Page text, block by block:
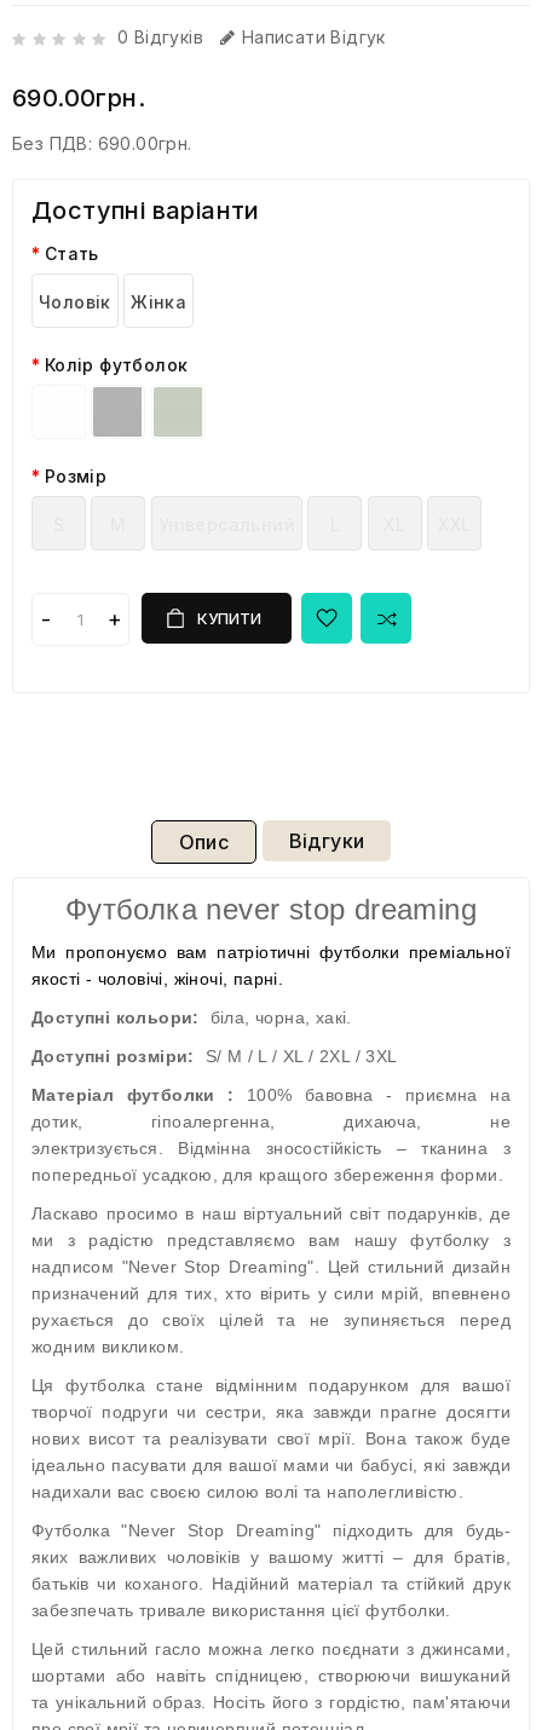
0 Відгуків Написати Відгук
690.00грн.
Без ПДВ: 690.00грн.
Доступні варіанти
Стать
Чоловік Жінка
Колір футболок
Розмір
КУПИТИ
Опис Відгуки
Футболка never stop dreaming
Ми пропонуємо вам патріотичні футболки преміальної
якості - чоловічі, жіночі, парні.
Доступні кольори:
біла, чорна, хакі.
Доступні розміри:
S/ M / L / XL / 2XL / 3XL
Матеріал футболки :
100% бавовна - приємна на
дотик, гіпоалергенна, дихаюча, не
электризується. Відмінна зносостійкість – тканина з
попередньої усадкою, для кращого збереження форми.
Ласкаво просимо в наш віртуальний світ подарунків, де
ми з радістю представляємо вам нашу футболку з
надписом "Never Stop Dreaming". Цей стильний дизайн
призначений для тих, хто вірить у сили мрій, впевнено
рухається до своїх цілей та не зупиняється перед
жодним викликом.
Ця футболка стане відмінним подарунком для вашої
творчої подруги чи сестри, яка завжди прагне досягти
нових висот та реалізувати свої мрії. Вона також буде
ідеально пасувати для вашої мами чи бабусі, які завжди
надихали вас своєю силою волі та наполегливістю.
Футболка "Never Stop Dreaming" підходить для будь-
яких важливих чоловіків у вашому житті – для братів,
батьків чи коханого. Надійний матеріал та стійкий друк
забезпечать тривале використання цієї футболки.
Цей стильний гасло можна легко поєднати з джинсами,
шортами або навіть спідницею, створюючи вишуканий
та унікальний образ. Носіть його з гордістю, пам'ятаючи